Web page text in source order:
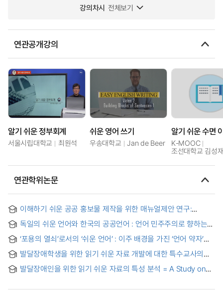
강의차시 전체보기
연관공개강의
알기 쉬운 정부회계
서울시립대학교 최원석
쉬운 영어 쓰기
우송대학교 Jan de Beer
알기 쉬운 수면
K-MOOC
조선대학교 김성
연관학위논문
이해하기 쉬운 공공 홍보물 제작을 위한 매뉴얼제안 연구:
Creating Easy-to-Understand Public Promotional Materials:
Focusing on Public Institution Newsletters
독일의 쉬운 언어와 한국의 공공언어 : 언어 민주주의로 향하는
Sprachdemokratie
‘포용의 열쇠’로서의 ‘쉬운 언어’ : 이주 배경을 가진 ‘언어 약자’를
발달장애학생을 위한 읽기 쉬운 자료 개발에 대한 특수교사의
Needs and Implementation Levels of Special Education
for Students with Developmental Disabilities
발달장애인을 위한 읽기 쉬운 자료의 특성 분석 = A Study on